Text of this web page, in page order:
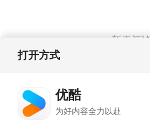
暂无评论
打开方式
优酷
为好内容全力以赴